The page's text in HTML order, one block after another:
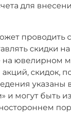
для
проводить
скидки
ювелирном
скидок,
указаны
и могут быть